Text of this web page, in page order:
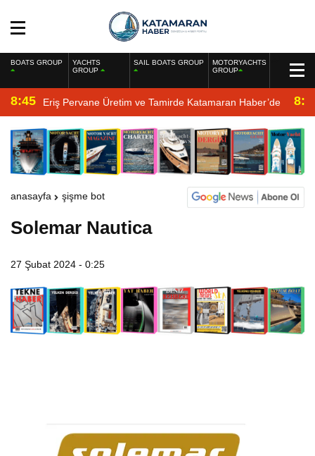
BOATS GROUP
YACHTS
GROUP
SAIL BOATS GROUP
MOTORYACHTS
GROUP
8:45 Eriş Pervane Üretim ve Tamirde Katamaran Haber’de
anasayfa şişme bot
Solemar Nautica
27 Şubat 2024 - 0:25